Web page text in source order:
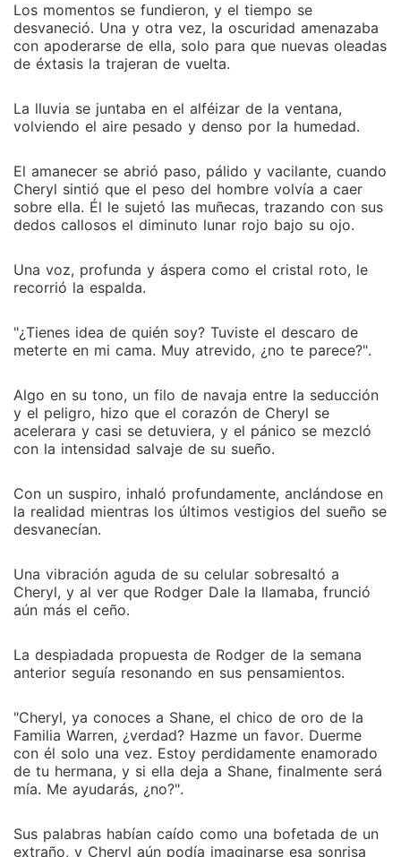
Los momentos se fundieron, y el tiempo se
desvaneció. Una y otra vez, la oscuridad amenazaba
con apoderarse de ella, solo para que nuevas oleadas
de éxtasis la trajeran de vuelta.
La lluvia se juntaba en el alféizar de la ventana,
volviendo el aire pesado y denso por la humedad.
El amanecer se abrió paso, pálido y vacilante, cuando
Cheryl sintió que el peso del hombre volvía a caer
sobre ella. Él le sujetó las muñecas, trazando con sus
dedos callosos el diminuto lunar rojo bajo su ojo.
Una voz, profunda y áspera como el cristal roto, le
recorrió la espalda.
"¿Tienes idea de quién soy? Tuviste el descaro de
meterte en mi cama. Muy atrevido, ¿no te parece?".
Algo en su tono, un filo de navaja entre la seducción
y el peligro, hizo que el corazón de Cheryl se
acelerara y casi se detuviera, y el pánico se mezcló
con la intensidad salvaje de su sueño.
Con un suspiro, inhaló profundamente, anclándose en
la realidad mientras los últimos vestigios del sueño se
desvanecían.
Una vibración aguda de su celular sobresaltó a
Cheryl, y al ver que Rodger Dale la llamaba, frunció
aún más el ceño.
La despiadada propuesta de Rodger de la semana
anterior seguía resonando en sus pensamientos.
"Cheryl, ya conoces a Shane, el chico de oro de la
Familia Warren, ¿verdad? Hazme un favor. Duerme
con él solo una vez. Estoy perdidamente enamorado
de tu hermana, y si ella deja a Shane, finalmente será
mía. Me ayudarás, ¿no?".
Sus palabras habían caído como una bofetada de un
extraño, y Cheryl aún podía imaginarse esa sonrisa